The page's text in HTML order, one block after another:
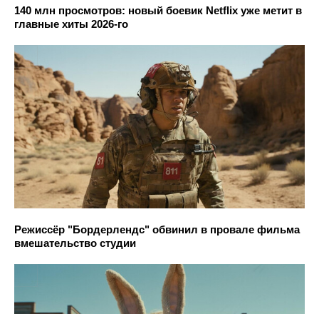
140 млн просмотров: новый боевик Netflix уже метит в
главные хиты 2026-го
Режиссёр "Бордерлендс" обвинил в провале фильма
вмешательство студии